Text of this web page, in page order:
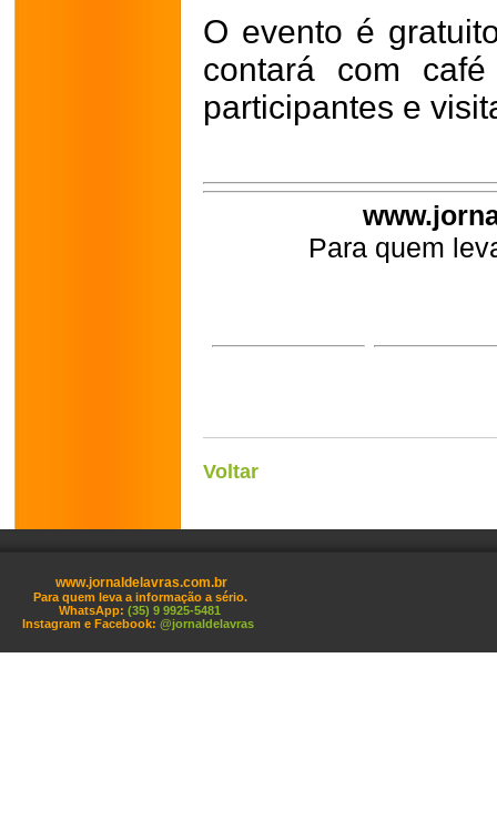
O evento é
contará com
participantes e
Para quem
Voltar
www.jornaldelavras.com.br
Para quem leva a informação a sério.
WhatsApp: (35) 9 9925-5481
Instagram e Facebook: @jornaldelavras